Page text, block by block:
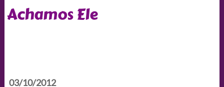
Achamos Ele
03/10/2012